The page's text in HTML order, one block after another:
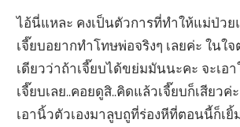
ไอ้นี่แหละ คงเป็นตัวการที่ทำให้แม่ป่วย
เจี๊ยบอยากทำโทษพ่อจริงๆ เลยค่ะ ในใ
เดียวว่าถ้าเจี๊ยบได้ขย่มมันนะคะ จะเอ
เจี๊ยบเลย..คอยดูสิ..คิดแล้วเจี๊ยบก็เสียว
เอานิ้วตัวเองมาลูบถูที่ร่องหีที่ตอนนี้ก็เ